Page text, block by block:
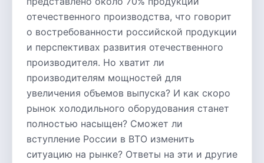
отечественного производства, что говорит
о востребованности российской продукции
и перспективах развития отечественного
производителя. Но хватит ли
производителям мощностей для
увеличения объемов выпуска? И как скоро
рынок холодильного оборудования станет
полностью насыщен? Сможет ли
вступление России в ВТО изменить
ситуацию на рынке? Ответы на эти и другие